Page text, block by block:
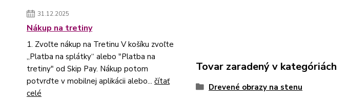
31.12.2025
Nákup na tretiny
1. Zvoľte nákup na Tretinu V košíku zvoľte
„Platba na splátky“ alebo "Platba na
tretiny" od Skip Pay. Nákup potom
potvrďte v mobilnej aplikácii alebo... čítať
celé
Tovar zaradený v kategóriách
Drevené obrazy na stenu